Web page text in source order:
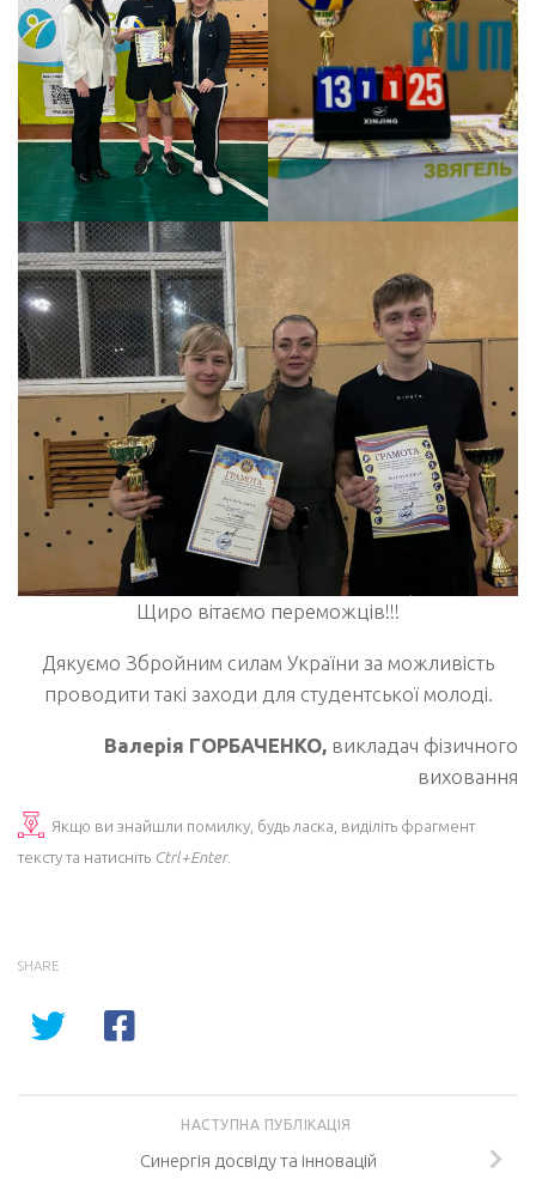
Щиро вітаємо переможців!!!
Дякуємо Збройним силам України за можливість
проводити такі заходи для студентської молоді.
Валерія ГОРБАЧЕНКО, викладач фізичного
виховання
Якщо ви знайшли помилку, будь ласка, виділіть фрагмент
тексту та натисніть Ctrl+Enter.
SHARE
НАСТУПНА ПУБЛІКАЦІЯ
Синергія досвіду та інновацій